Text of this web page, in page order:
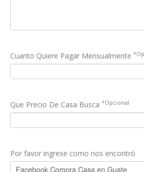
Cuanto Quiere Pagar Mensualmente
Que Precio De Casa Busca *Opcional
Por favor ingrese como nos encontró